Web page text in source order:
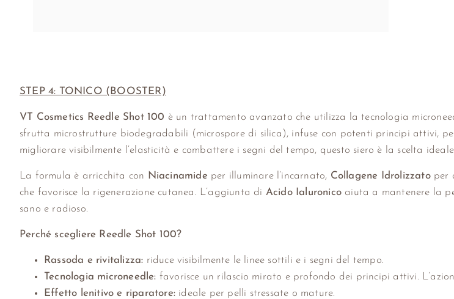
STEP 4: TONICO (BOOSTER)
VT Cosmetics Reedle Shot 100 è un trattamento avanzato che utilizza la tecnologia
sfrutta microstrutture biodegradabili (microspore di silica), infuse con potenti principi attivi,
migliorare visibilmente l’elasticità e combattere i segni del tempo, questo siero è la scelta
La formula è arricchita con Niacinamide per illuminare l’incarnato, Collagene Idrolizzatoper
che favorisce la rigenerazione cutanea. L’aggiunta di Acido Ialuronico aiuta a mantenere la
sano e radioso.
Perché scegliere Reedle Shot 100?
Rassoda e rivitalizza: riduce visibilmente le linee sottili e i segni del tempo.
Tecnologia microneedle: favorisce un rilascio mirato e profondo dei principi attivi.
Effetto lenitivo e riparatore: ideale per pelli stressate o mature.